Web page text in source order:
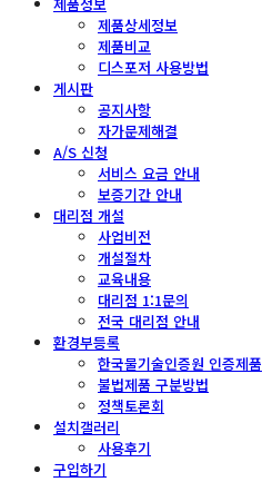
제품상세정보
제품비교
디스포저 사용방법
게시판
공지사항
자가문제해결
A/S 신청
서비스 요금 안내
보증기간 안내
대리점 개설
사업비전
개설절차
교육내용
대리점 1:1문의
전국 대리점 안내
환경부등록
한국물기술인증원 인증제품
불법제품 구분방법
정책토론회
설치갤러리
사용후기
구입하기